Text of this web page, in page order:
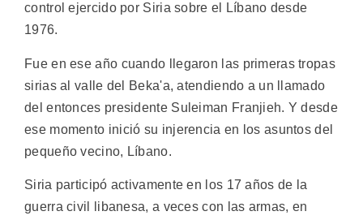
control ejercido por Siria sobre el Líbano desde
1976.
Fue en ese año cuando llegaron las primeras tropas
sirias al valle del Beka'a, atendiendo a un llamado
del entonces presidente Suleiman Franjieh. Y desde
ese momento inició su injerencia en los asuntos del
pequeño vecino, Líbano.
Siria participó activamente en los 17 años de la
guerra civil libanesa, a veces con las armas, en